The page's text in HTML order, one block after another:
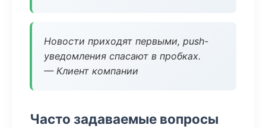
Новости приходят первыми, push-
уведомления спасают в пробках.
— Клиент компании
Часто задаваемые вопросы